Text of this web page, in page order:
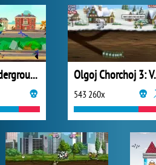
Monster Underground Olgoj
543 260x